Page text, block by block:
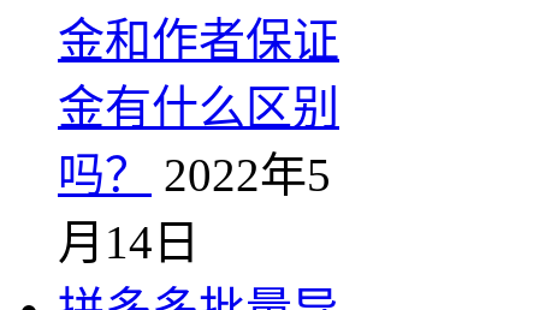
金和作者保证
金有什么区别
吗？
2022年5
月14日